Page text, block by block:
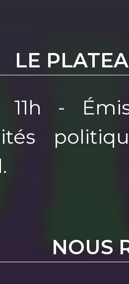
LE
11h -
NOUS